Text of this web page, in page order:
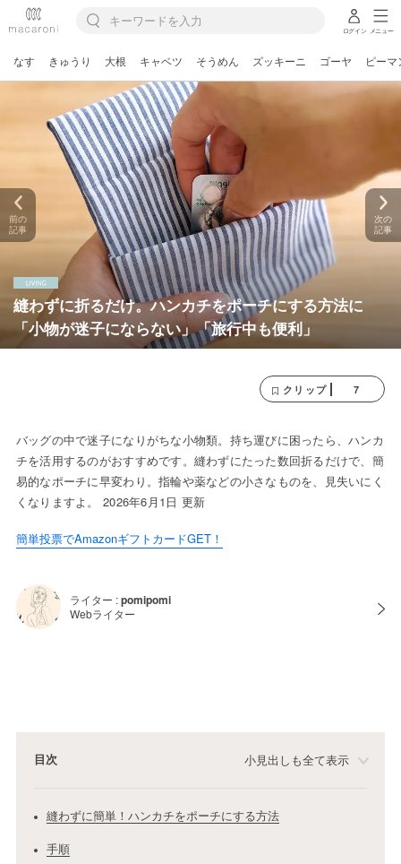
ログイン メニュー
なす きゅうり 大根 キャベツ そうめん ズッキーニ ゴーヤ ピーマ
縫わずに折るだけ。ハンカチをポーチにする方法に
「小物が迷子にならない」「旅行中も便利」
前の
記事
次の
記事
クリップ 7
バッグの中で迷子になりがちな小物類。持ち運びに困ったら、ハンカ
チを活用するのがおすすめです。縫わずにたった数回折るだけで、簡
易的なポーチに早変わり。指輪や薬などの小さなものを、見失いにく
くなりますよ。 2026年6月1日 更新
簡単投票でAmazonギフトカードGET！
ライター :pomipomi
Webライター
目次 小見出しも全て表示
縫わずに簡単！ハンカチをポーチにする方法
手順